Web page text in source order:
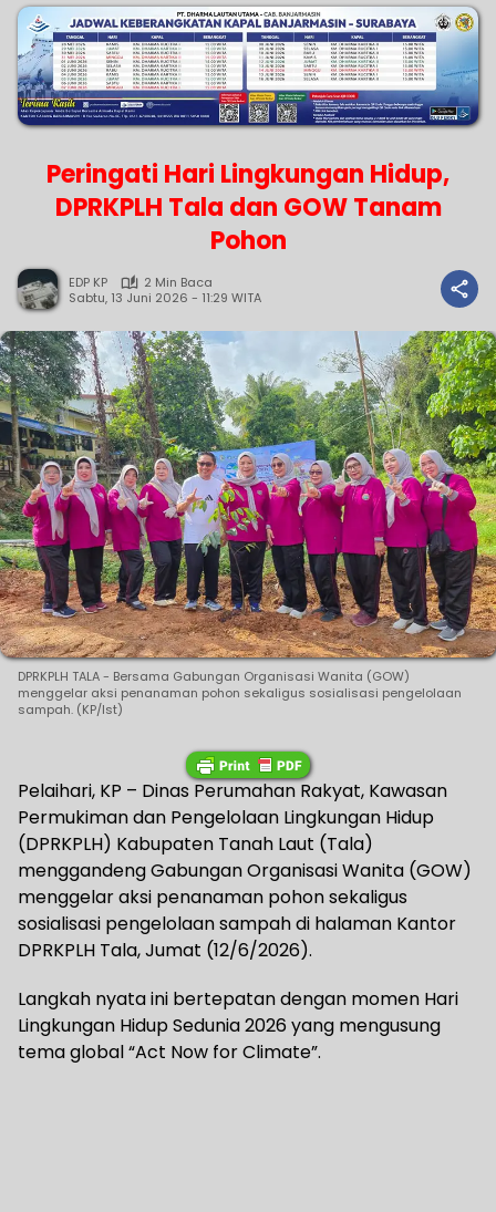
Peringati Hari Lingkungan Hidup,
DPRKPLH Tala dan GOW Tanam
Pohon
EDP KP
2 Min Baca
Sabtu, 13 Juni 2026 - 11:29 WITA
DPRKPLH TALA - Bersama Gabungan Organisasi Wanita (GOW)
menggelar aksi penanaman pohon sekaligus sosialisasi pengelolaan
sampah. (KP/Ist)
Pelaihari, KP – Dinas Perumahan Rakyat, Kawasan
Permukiman dan Pengelolaan Lingkungan Hidup
(DPRKPLH) Kabupaten Tanah Laut (Tala)
menggandeng Gabungan Organisasi Wanita (GOW)
menggelar aksi penanaman pohon sekaligus
sosialisasi pengelolaan sampah di halaman Kantor
DPRKPLH Tala, Jumat (12/6/2026).
Langkah nyata ini bertepatan dengan momen Hari
Lingkungan Hidup Sedunia 2026 yang mengusung
tema global “Act Now for Climate”.